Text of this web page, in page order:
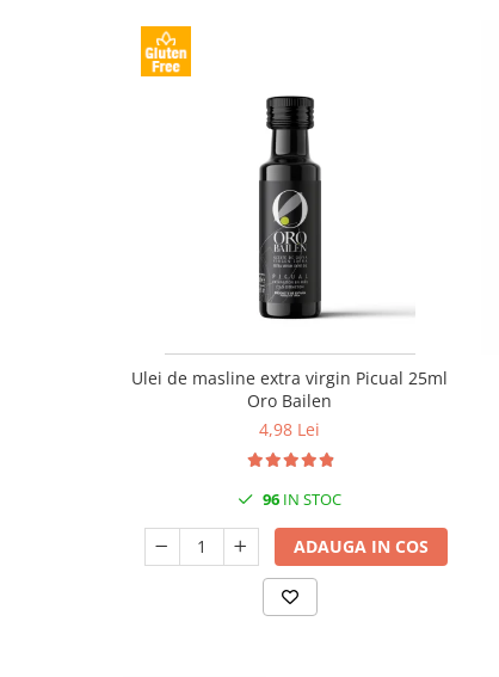
Ulei de masline extra virgin Picual 25ml
Oro Bailen
4,98 Lei
96 IN STOC
ADAUGA IN COS